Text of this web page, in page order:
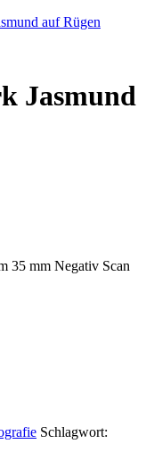
Jasmund
35 mm Negativ Scan
Schlagwort: